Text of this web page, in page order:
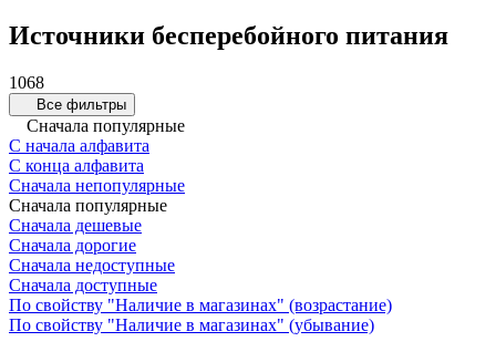
Источники бесперебойного питания
1068
Все фильтры
Сначала популярные
С начала алфавита
С конца алфавита
Сначала непопулярные
Сначала популярные
Сначала дешевые
Сначала дорогие
Сначала недоступные
Сначала доступные
По свойству "Наличие в магазинах" (возрастание)
По свойству "Наличие в магазинах" (убывание)